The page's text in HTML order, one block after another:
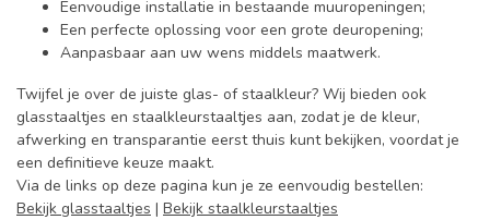
Eenvoudige installatie in bestaande muuropeningen;
Een perfecte oplossing voor een grote deuropening;
Aanpasbaar aan uw wens middels maatwerk.
Twijfel je over de juiste glas- of staalkleur? Wij bieden ook
glasstaaltjes en staalkleurstaaltjes aan, zodat je de kleur,
afwerking en transparantie eerst thuis kunt bekijken, voordat je
een definitieve keuze maakt.
Via de links op deze pagina kun je ze eenvoudig bestellen:
Bekijk glasstaaltjes | Bekijk staalkleurstaaltjes